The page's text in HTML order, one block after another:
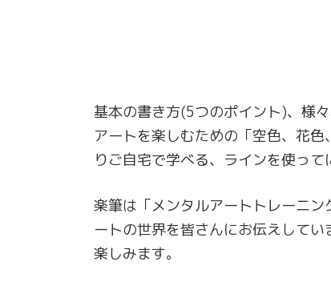
基本の書き方(5つのポイント)、様
アートを楽しむための「空色、花
りご自宅で学べる、ラインを使っ
楽筆は「メンタルアートトレーニ
ートの世界を皆さんにお伝えして
楽しみます。